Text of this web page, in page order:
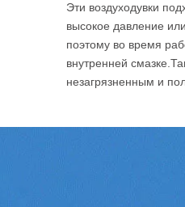
Эти воздуходувки
высокое давление
поэтому во время
внутренней
незагрязненным и